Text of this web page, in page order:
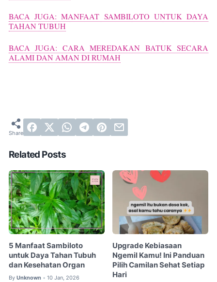
BACA JUGA: MANFAAT SAMBILOTO UNTUK DAYA
TAHAN TUBUH
BACA JUGA: CARA MEREDAKAN BATUK SECARA
ALAMI DAN AMAN DI RUMAH
Related Posts
5 Manfaat Sambiloto
untuk Daya Tahan Tubuh
dan Kesehatan Organ
By Unknown • 10 Jan, 2026
Upgrade Kebiasaan
Ngemil Kamu! Ini Panduan
Pilih Camilan Sehat Setiap
Hari